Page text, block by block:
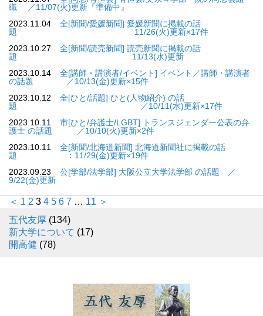
織 ／11/07(火)更新『準備中』
2023.11.04
全[新聞/愛媛新聞] 愛媛新聞に掲載の話
題 11/26(火)更新×17件
2023.10.27
全[新聞/読売新聞] 読売新聞に掲載の話
題 11/13(水)更新
2023.10.14
全[講師・講演者/イベント] イベント／講師・講演者
の話題 ／10/13(金)更新×15件
2023.10.12
全[ひと/話題] ひと(人物紹介) の話
題 ／10/11(水)更新×17件
2023.10.11
市[ひと/弁護士/LGBT] トランスジェンダー公表の弁
護士 の話題 ／10/10(火)更新×2件
2023.10.11
全[新聞/北海道新聞] 北海道新聞社に掲載の話
題 ：11/29(金)更新×19件
2023.09.23
公[学部/法学部] 大阪公立大学法学部 の話題 ／
9/22(金)更新
＜ 1 2 3 4 5 6 7 … 11 ＞
五代友厚 (134)
新大学について (17)
開高健 (78)